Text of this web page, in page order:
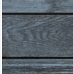
gallerij